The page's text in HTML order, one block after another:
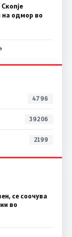
на одмор во
4796
39206
2199
се соочува
во